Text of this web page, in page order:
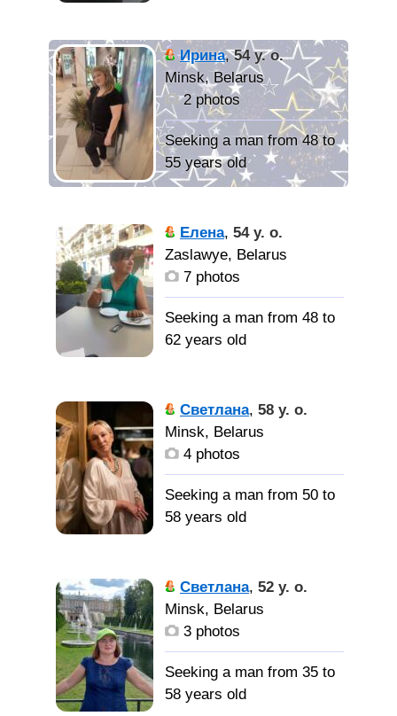
мягкий, добрый
Ищу
человека с которым
сможем понять друг
друга. Хочу Любить и
быть Любимой.
Ирина,54 y. o.
Minsk, Belarus
2 photos
Seeking a man from 48 to
55 years old
добрая, иногда вредная,
практически в любой
жизненной ситуации
Елена, 54 y. o.
Zaslawye, Belarus
7 photos
Seeking a man from 48 to
62 years old
активная, позитивная,
любящая жизнь и
людей, люблю
люблю свою семью и
семейные традиции,
красивые праздники,
люблю путешествовать,
люблю детей и уважаю
Светлана, 58 y. o.
Minsk, Belarus
4 photos
Seeking a man from 50 to
58 years old
весёлая, преданная.
честного мужчину для
серьёзных отношений
Светлана, 52 y. o.
Minsk, Belarus
3 photos
Seeking a man from 35 to
58 years old